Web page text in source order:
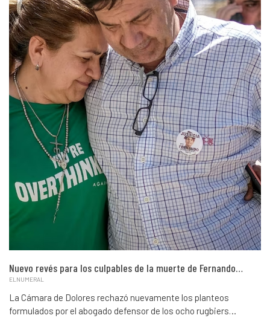
Nuevo revés para los culpables de la muerte de Fernando…
ELNUMERAL
La Cámara de Dolores rechazó nuevamente los planteos
formulados por el abogado defensor de los ocho rugbiers…